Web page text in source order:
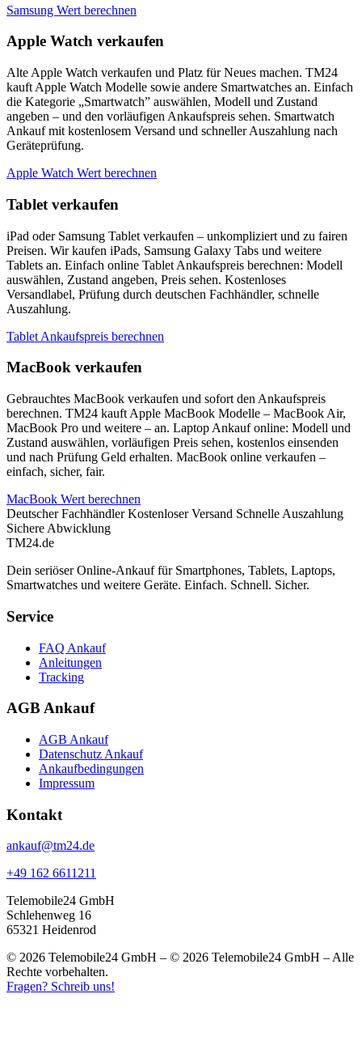
Samsung Wert berechnen
Apple Watch verkaufen
Alte Apple Watch verkaufen und Platz für Neues machen. TM24
kauft Apple Watch Modelle sowie andere Smartwatches an. Einfach
die Kategorie „Smartwatch” auswählen, Modell und Zustand
angeben – und den vorläufigen Ankaufspreis sehen. Smartwatch
Ankauf mit kostenlosem Versand und schneller Auszahlung nach
Geräteprüfung.
Apple Watch Wert berechnen
Tablet verkaufen
iPad oder Samsung Tablet verkaufen – unkompliziert und zu fairen
Preisen. Wir kaufen iPads, Samsung Galaxy Tabs und weitere
Tablets an. Einfach online Tablet Ankaufspreis berechnen: Modell
auswählen, Zustand angeben, Preis sehen. Kostenloses
Versandlabel, Prüfung durch deutschen Fachhändler, schnelle
Auszahlung.
Tablet Ankaufspreis berechnen
MacBook verkaufen
Gebrauchtes MacBook verkaufen und sofort den Ankaufspreis
berechnen. TM24 kauft Apple MacBook Modelle – MacBook Air,
MacBook Pro und weitere – an. Laptop Ankauf online: Modell und
Zustand auswählen, vorläufigen Preis sehen, kostenlos einsenden
und nach Prüfung Geld erhalten. MacBook online verkaufen –
einfach, sicher, fair.
MacBook Wert berechnen
Deutscher Fachhändler Kostenloser Versand Schnelle Auszahlung
Sichere Abwicklung
TM24.de
Dein seriöser Online-Ankauf für Smartphones, Tablets, Laptops,
Smartwatches und weitere Geräte. Einfach. Schnell. Sicher.
Service
FAQ Ankauf
Anleitungen
Tracking
AGB Ankauf
AGB Ankauf
Datenschutz Ankauf
Ankaufbedingungen
Impressum
Kontakt
ankauf@tm24.de
+49 162 6611211
Telemobile24 GmbH
Schlehenweg 16
65321 Heidenrod
© 2026 Telemobile24 GmbH – © 2026 Telemobile24 GmbH – Alle
Rechte vorbehalten.
Fragen? Schreib uns!